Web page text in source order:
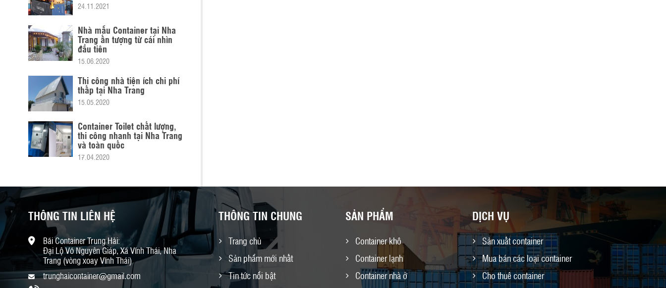
24.11.2021
Nhà mẫu Container tại Nha
Trang ấn tượng từ cái nhìn
đầu tiên
15.06.2020
Thi công nhà tiện ích chi phí
thấp tại Nha Trang
15.05.2020
Container Toilet chất lượng,
thi công nhanh tại Nha Trang
và toàn quốc
17.04.2020
THÔNG TIN LIÊN HỆ
Bãi Container Trung Hải:
Đại Lộ Võ Nguyên Giáp, Xã Vĩnh Thái, Nha
Trang (vòng xoay Vĩnh Thái)
trunghaicontainer@gmail.com
THÔNG TIN CHUNG
Trang chủ
Sản phẩm mới nhất
Tin tức nổi bật
SẢN PHẨM
Container khô
Container lạnh
Container nhà ở
DỊCH VỤ
Sản xuất container
Mua bán các loại container
Cho thuê container